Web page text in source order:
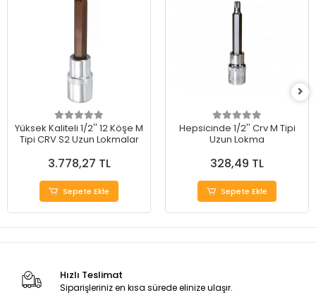
Yüksek Kaliteli 1/2'' 12 Köşe M
Tipi CRV S2 Uzun Lokmalar
3.778,27 TL
Sepete Ekle
Hepsicinde 1/2'' Crv M Tipi
Uzun Lokma
328,49 TL
Sepete Ekle
Hızlı Teslimat
Siparişleriniz en kısa sürede elinize ulaşır.